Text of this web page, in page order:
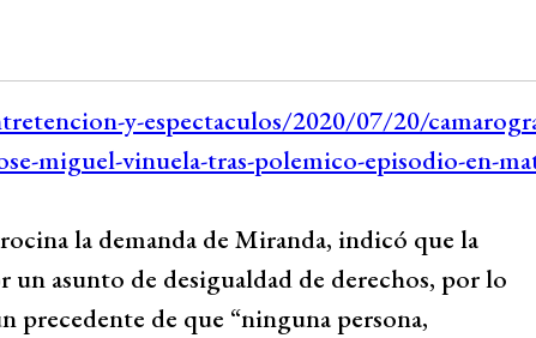
la demanda de Miranda, indicó que la
asunto de desigualdad de derechos, por lo
precedente de que “ninguna persona,